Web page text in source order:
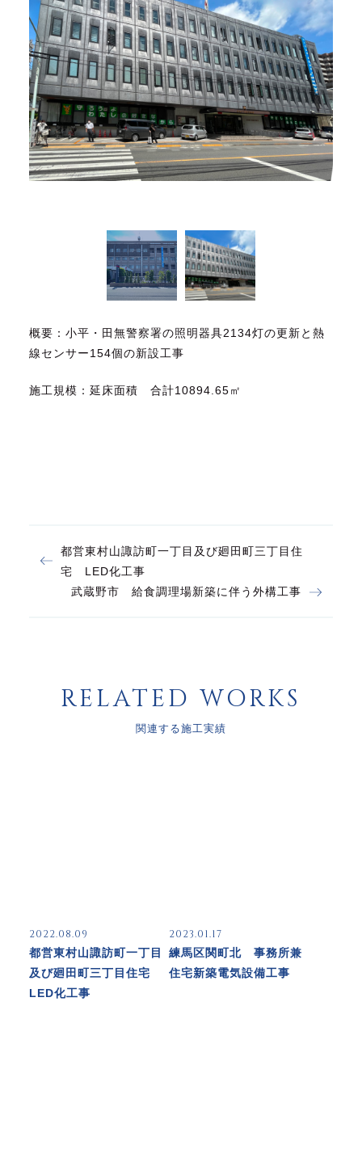
概要：小平・田無警察署の照明器具2134灯の更新と熱
線センサー154個の新設工事
施工規模：延床面積 合計10894.65㎡
都営東村山諏訪町一丁目及び廻田町三丁目住
宅 LED化工事
武蔵野市 給食調理場新築に伴う外構工事
RELATED WORKS
関連する施工実績
2022.08.09
都営東村山諏訪町一丁目
及び廻田町三丁目住宅
LED化工事
2023.01.17
練馬区関町北 事務所兼
住宅新築電気設備工事